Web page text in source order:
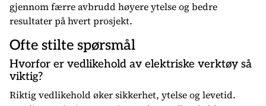
gjennom færre avbrudd høyere ytelse og bedre
resultater på hvert prosjekt.
Ofte stilte spørsmål
Hvorfor er vedlikehold av elektriske verktøy så
viktig?
Riktig vedlikehold øker sikkerhet, ytelse og levetid.